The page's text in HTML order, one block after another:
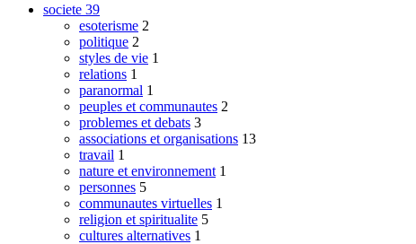
societe 39
esoterisme 2
politique 2
styles de vie 1
relations 1
paranormal 1
peuples et communautes 2
problemes et debats 3
associations et organisations 13
travail 1
nature et environnement 1
personnes 5
communautes virtuelles 1
religion et spiritualite 5
cultures alternatives 1